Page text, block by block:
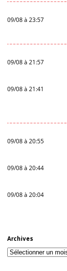
09/08 à 23:57
09/08 à 21:57
09/08 à 21:41
09/08 à 20:55
09/08 à 20:44
09/08 à 20:04
Archives
Archives